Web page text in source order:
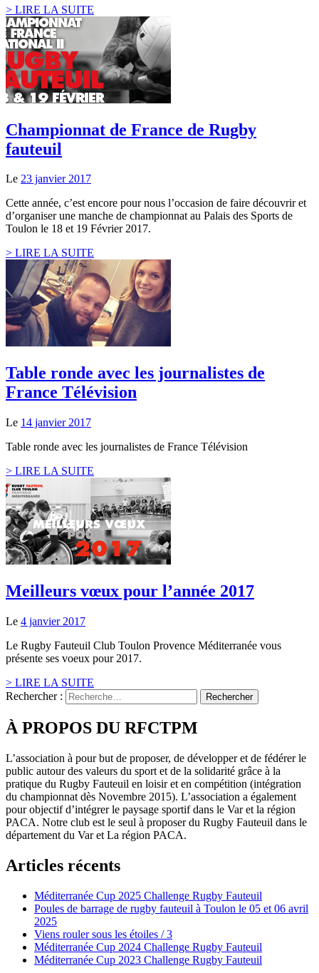
> LIRE LA SUITE
Championnat de France de Rugby
fauteuil
Le 23 janvier 2017
Cette année, c’est encore pour nous l’occasion de faire découvrir et
d’organiser une manche de championnat au Palais des Sports de
Toulon le 18 et 19 Février 2017.
> LIRE LA SUITE
Table ronde avec les journalistes de
France Télévision
Le 14 janvier 2017
Table ronde avec les journalistes de France Télévision
> LIRE LA SUITE
Meilleurs vœux pour l’année 2017
Le 4 janvier 2017
Le Rugby Fauteuil Club Toulon Provence Méditerranée vous
présente ses voeux pour 2017.
> LIRE LA SUITE
Rechercher :
À PROPOS DU RFCTPM
L’association à pour but de proposer, de développer et de fédérer le
public autour des valeurs du sport et de la solidarité grâce à la
pratique du Rugby Fauteuil en loisir et en compétition (intégration
du championnat dès Novembre 2015). L’association a également
pour objectif d’intégrer le paysage sportif dans le Var et la région
PACA. Notre club est le seul à proposer du Rugby Fauteuil dans le
département du Var et La région PACA.
Articles récents
Méditerranée Cup 2025 Challenge Rugby Fauteuil
Poules de barrage de rugby fauteuil à Toulon le 05 et 06 avril
2025
Viens rouler sous les étoiles / 3
Méditerranée Cup 2024 Challenge Rugby Fauteuil
Méditerranée Cup 2023 Challenge Rugby Fauteuil